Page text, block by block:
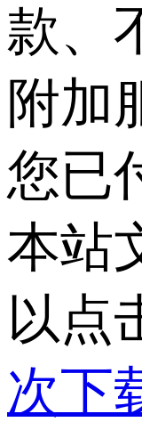
款、
附加
您已
本站
以点
次下